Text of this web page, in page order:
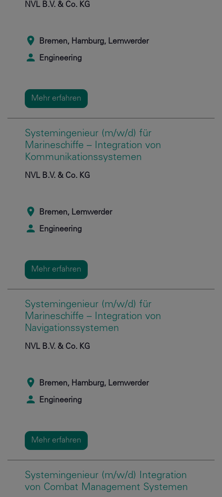
NVL B.V. & Co. KG
Bremen, Hamburg, Lemwerder
Engineering
Mehr erfahren
Systemingenieur (m/w/d) für
Marineschiffe – Integration von
Kommunikationssystemen
NVL B.V. & Co. KG
Bremen, Lemwerder
Engineering
Mehr erfahren
Systemingenieur (m/w/d) für
Marineschiffe – Integration von
Navigationssystemen
NVL B.V. & Co. KG
Bremen, Hamburg, Lemwerder
Engineering
Mehr erfahren
Systemingenieur (m/w/d) Integration
von Combat Management Systemen